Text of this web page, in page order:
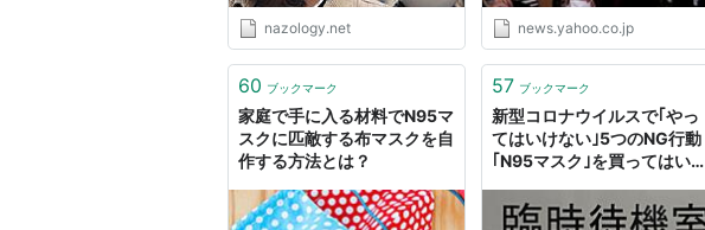
nazology.net news.yahoo.co.jp
60 ブックマーク
家庭で手に入る材料でN95マ
スクに匹敵する布マスクを自
作する方法とは？
57 ブックマーク
新型コロナウイルスで｢やっ
てはいけない｣5つのNG行動
｢N95マスク｣を買ってはいけ